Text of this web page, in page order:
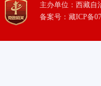
主办单位：西藏自
备案号：藏ICP备